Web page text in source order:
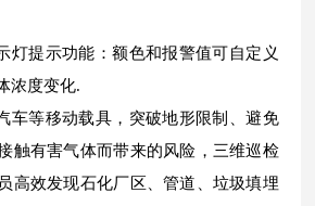
灯提示功能：额色和报警值可自定义
浓度变化.
车等移动载具，突破地形限制、避免
触有害气体而带来的风险，三维巡检
高效发现石化厂区、管道、垃圾填埋